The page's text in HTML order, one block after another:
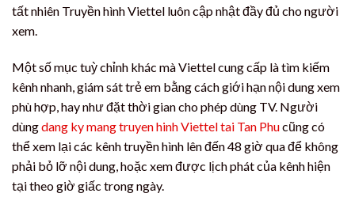
tất nhiên Truyền hình Viettel luôn cập nhật đầy đủ cho người
xem.
Một số mục tuỳ chỉnh khác mà Viettel cung cấp là tìm kiếm
kênh nhanh, giám sát trẻ em bằng cách giới hạn nội dung xem
phù hợp, hay như đặt thời gian cho phép dùng TV. Người
dùngdang ky mang truyen hinh Viettel tai Tan Phucũng có
thể xem lại các kênh truyền hình lên đến 48 giờ qua để không
phải bỏ lỡ nội dung, hoặc xem được lịch phát của kênh hiện
tại theo giờ giấc trong ngày.